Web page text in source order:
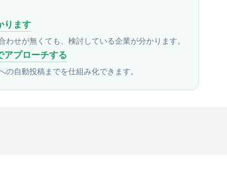
ります
せが無くても、検討している企業が分かります。
アプローチする
自動投稿までを仕組み化できます。